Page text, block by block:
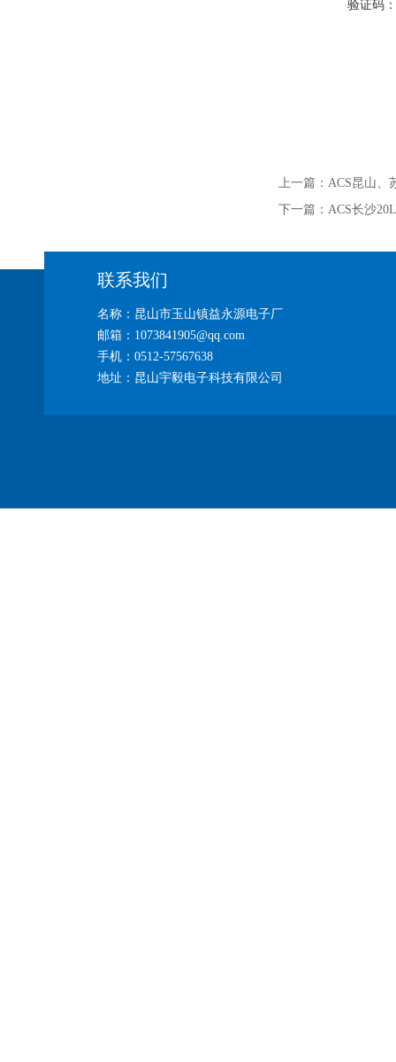
验证码：
上一篇： ACS昆山、
下一篇： ACS长沙
联系我们
名称：昆山市玉山镇益永源电子厂
邮箱：1073841905@qq.com
手机：0512-57567638
地址：昆山宇毅电子科技有限公司